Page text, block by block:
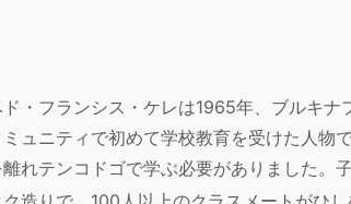
・フランシス・ケレは1965年、ブルキナ
ミュニティで初めて学校教育を受けた人物
れテンコドゴで学ぶ必要がありました。